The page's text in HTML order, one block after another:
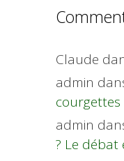
Claude
admin
courgettes
admin
? Le débat